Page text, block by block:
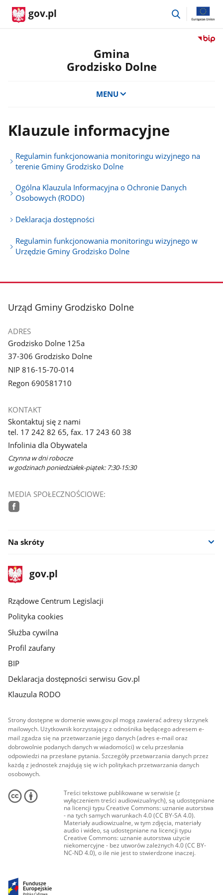
gov.pl
przejdź
Przejdź
Gmina
Grodzisko Dolne
MENU
Klauzule informacyjne
Regulamin funkcjonowania monitoringu wizyjnego na
terenie Gminy Grodzisko Dolne
Ogólna Klauzula Informacyjna o Ochronie Danych
Osobowych (RODO)
Deklaracja dostępności
Regulamin funkcjonowania monitoringu wizyjnego w
Urzędzie Gminy Grodzisko Dolne
stopka
Urząd Gminy Grodzisko Dolne
ADRES
Grodzisko Dolne 125a
37-306 Grodzisko Dolne
NIP 816-15-70-014
Regon 690581710
KONTAKT
Skontaktuj się z nami
tel. 17 242 82 65, fax. 17 243 60 38
Infolinia dla Obywatela
Czynna w dni robocze
w godzinach poniedziałek-piątek: 7:30-15:30
MEDIA SPOŁECZNOŚCIOWE:
Na skróty
stopka
gov.plStrona
gov.pl
Rządowe Centrum Legislacji
Polityka cookies
Służba cywilna
Profil zaufany
BIP
Deklaracja dostępności serwisu Gov.pl
Klauzula RODO
Strony dostępne w domenie www.gov.pl mogą zawierać adresy skrzynek
mailowych. Użytkownik korzystający z odnośnika będącego adresem e-
mail zgadza się na przetwarzanie jego danych (adres e-mail oraz
dobrowolnie podanych danych w wiadomości) w celu przesłania
odpowiedzi na przesłane pytania. Szczegóły przetwarzania danych przez
każdą z jednostek znajdują się w ich politykach przetwarzania danych
osobowych.
Treści tekstowe publikowane w serwisie (z
wyłączeniem treści audiowizualnych), są udostępniane
na licencji typu Creative Commons: uznanie autorstwa
- na tych samych warunkach 4.0 (CC BY-SA 4.0).
Materiały audiowizualne, w tym zdjęcia, materiały
audio i wideo, są udostępniane na licencji typu
Creative Commons: uznanie autorstwa użycie
niekomercyjne - bez utworów zależnych 4.0 (CC BY-
NC-ND 4.0), o ile nie jest to stwierdzone inaczej.